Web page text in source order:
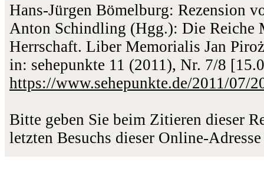
Hans-Jürgen Bömelburg: Rezension
Anton Schindling (Hgg.): Die Reiche
Herrschaft. Liber Memorialis Jan
in: sehepunkte 11 (2011), Nr. 7/8
https://www.sehepunkte.de/2011/07/
Bitte geben Sie beim Zitieren dieser
letzten Besuchs dieser Online-Adresse